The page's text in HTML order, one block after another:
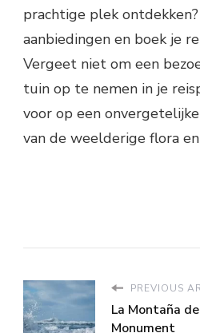
prachtige plek
aanbiedingen en boek je
Vergeet niet om een
tuin op te nemen in je
voor op een
van de weelderige flora
PREVIOUS
La Montaña
Monument